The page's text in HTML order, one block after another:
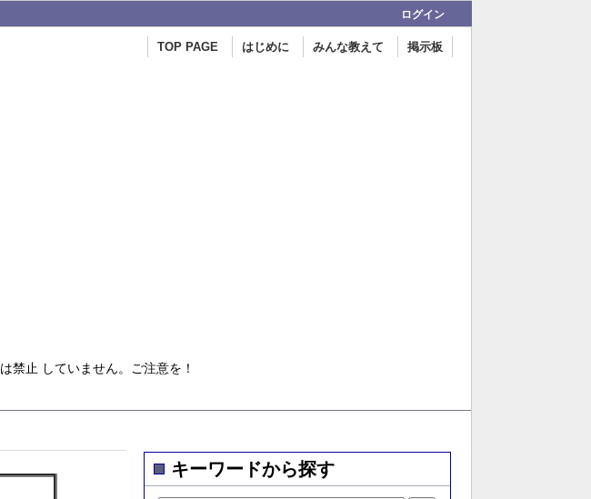
ログイン
掲示板
みんな教えて
はじめに
TOP PAGE
は禁止 していません。ご注意を！
キーワードから探す